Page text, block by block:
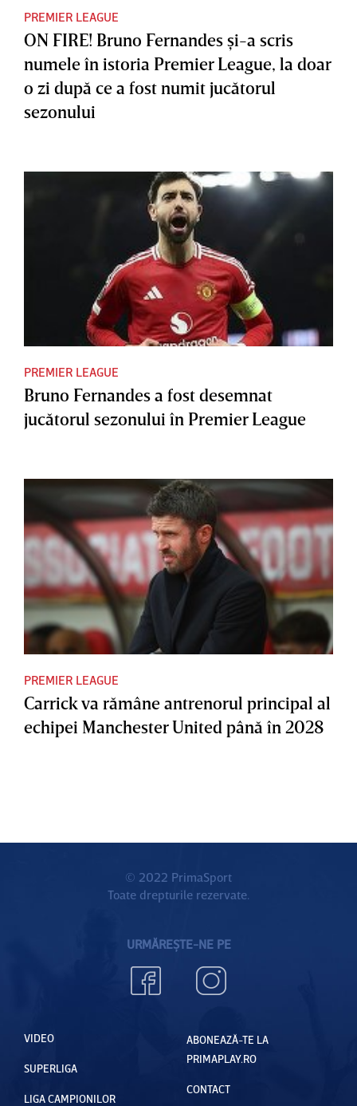
PREMIER LEAGUE
ON FIRE! Bruno Fernandes şi-a scris
numele în istoria Premier League, la doar
o zi după ce a fost numit jucătorul
sezonului
PREMIER LEAGUE
Bruno Fernandes a fost desemnat
jucătorul sezonului în Premier League
PREMIER LEAGUE
Carrick va rămâne antrenorul principal al
echipei Manchester United până în 2028
© 2022 PrimaSport
Toate drepturile rezervate.
URMĂREȘTE-NE PE
VIDEO
SUPERLIGA
LIGA CAMPIONILOR
ABONEAZĂ-TE LA
PRIMAPLAY.RO
CONTACT